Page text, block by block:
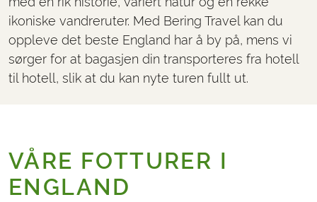
ikoniske vandreruter. Med Bering Travel kan du
oppleve det beste England har å by på, mens vi
sørger for at bagasjen din transporteres fra hotell
til hotell, slik at du kan nyte turen fullt ut.
VÅRE FOTTURER I
ENGLAND